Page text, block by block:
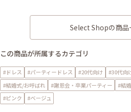
Select Shopの商品
この商品が所属するカテゴリ
#ドレス #パーティードレス #20代向け #30代向
#結婚式/お呼ばれ
#謝恩会・卒業パーティー #結
#ピンク
#ベージュ